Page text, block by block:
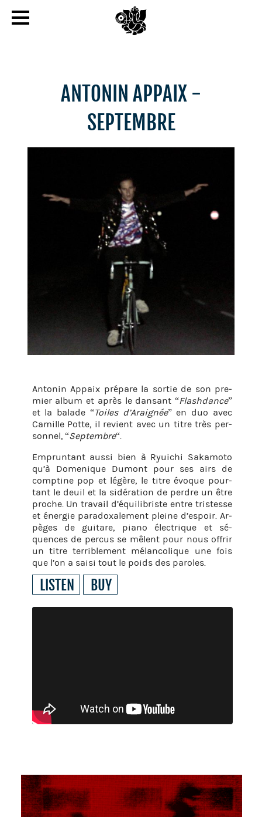
ANTONIN APPAIX -
SEPTEMBRE
An­to­nin Ap­paix pré­pare la sor­tie de son pre­
mier album et après le dan­sant “Fla­sh­dance”
et la ba­lade “Toiles d’Arai­gnée” en duo avec
Ca­mille Potte, il re­vient avec un titre très per­
son­nel, “Sep­tembre“.
Em­prun­tant aussi bien à Ryui­chi Sa­ka­moto
qu’à Do­me­nique Du­mont pour ses airs de
comp­tine pop et lé­gère, le titre évoque pour­
tant le deuil et la si­dé­ra­tion de perdre un être
proche. Un tra­vail d’équi­li­briste entre tris­tesse
et éner­gie pa­ra­doxa­le­ment pleine d’es­poir. Ar­
pèges de gui­tare, piano élec­trique et sé­
quences de per­cus se mêlent pour nous of­frir
un titre ter­ri­ble­ment mé­lan­co­lique une fois
que l’on a saisi tout le poids des pa­roles.
LIS­TEN BUY
6AM